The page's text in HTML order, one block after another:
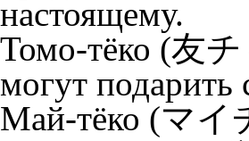
настоящему.
Томо-тёко (友
могут подарить
Май-тёко (マイ